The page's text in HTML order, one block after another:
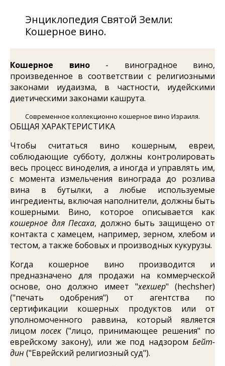
Энциклопедия Святой Земли:
Кошерное вино.
Кошерное вино- виноградное вино,
произведенное в соответствии с религиозными
законами иудаизма, в частности, иудейскими
диетическими законами кашрута.
Современное коллекционно кошерное вино Израиля.
ОБЩАЯ ХАРАКТЕРИСТИКА
Чтобы считаться вино кошерным, евреи,
соблюдающие субботу, должны контролировать
весь процесс виноделия, а иногда и управлять им,
с момента измельчения винограда до розлива
вина в бутылки, а любые используемые
ингредиенты, включая наполнители, должны быть
кошерными. Вино, которое описывается как
кошерное для Песаха, должно быть защищено от
контакта с хамецем, например, зерном, хлебом и
тестом, а также бобовых и производных кукурузы.
Когда кошерное вино производится и
предназначено для продажи на коммерческой
основе, оно должно имеет "хехшер" (hechsher)
("печать одобрения") от агентства по
сертификации кошерных продуктов или от
уполномоченного раввина, который является
лицомпосек ("лицо, принимающее решения" по
еврейскому закону), или же под надзором Бейт-
дин ("Еврейский религиозный суд").